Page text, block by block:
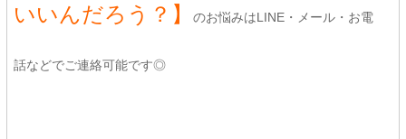
いいんだろう？】 のお悩みはLINE・メール・お電
話などでご連絡可能です◎